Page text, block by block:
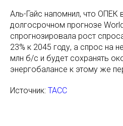
Аль-Гайс напомнил, что ОПЕК
долгосрочном прогнозе
спрогнозировала рост
23% к 2045 году, а спрос на
млн б/с и будет сохранять
энергобалансе к этому же
Источник: ТАСС